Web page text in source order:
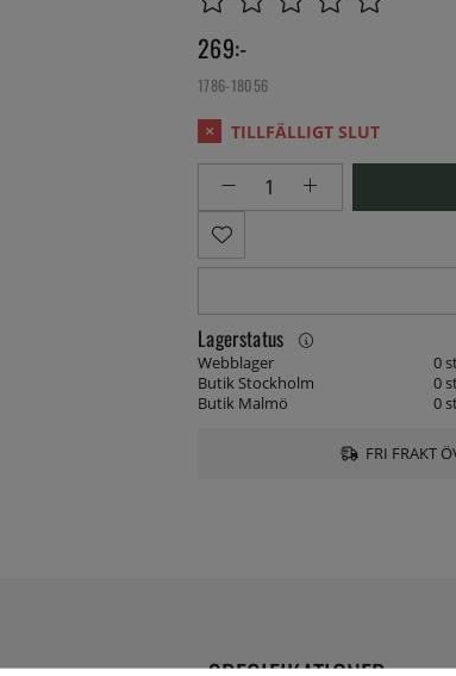
269:-
1786-18056
Lagerstatus
Webblager
0
Butik Stockholm
0
Butik Malmö
0
FRI FRAKT